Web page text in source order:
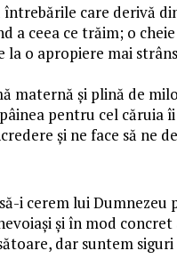
care derivă
a ceea ce trăim; o
la o apropiere mai
maternă și plină de
pentru cel căruia
și ne face să ne
i cerem lui Dumnezeu
și în mod
dar suntem